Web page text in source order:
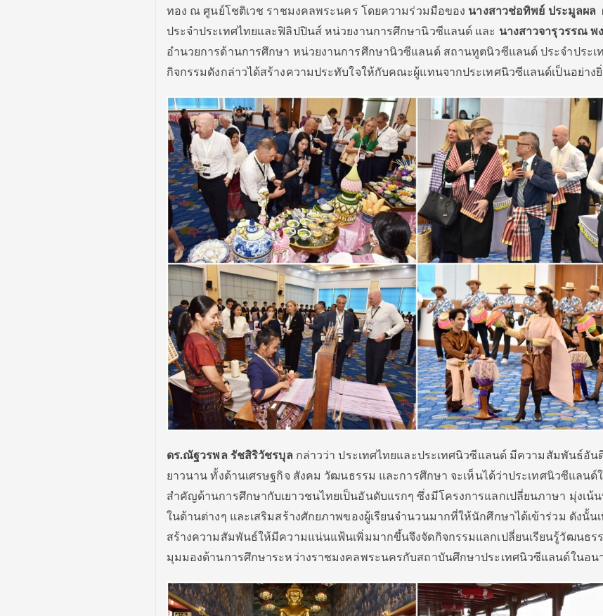
ทอง ณ ศูนย์โชติเวช ราชมงคลพระนคร โดยความร่วมมือของ นางสาวช่อทิพย์ ประมูลผล
ประจำประเทศไทยและฟิลิปปินส์ หน่วยงานการศึกษานิวซีแลนด์ และ นางสาวจารุวรรณ พ
อำนวยการด้านการศึกษา หน่วยงานการศึกษานิวซีแลนด์ สถานทูตนิวซีแลนด์ ประจำประเ
กิจกรรมดังกล่าวได้สร้างความประทับใจให้กับคณะผู้แทนจากประเทศนิวซีแลนด์เป็นอย่างยิ่
ดร.ณัฐวรพล รัชสิริวัชรบุล กล่าวว่า ประเทศไทยและประเทศนิวซีแลนด์ มีความสัมพันธ์อัน
ยาวนาน ทั้งด้านเศรษฐกิจ สังคม วัฒนธรรม และการศึกษา จะเห็นได้ว่าประเทศนิวซีแลนด์
สำคัญด้านการศึกษากับเยาวชนไทยเป็นอันดับแรกๆ ซึ่งมีโครงการแลกเปลี่ยนภาษา มุ่งเน้
ในด้านต่างๆ และเสริมสร้างศักยภาพของผู้เรียนจำนวนมากที่ให้นักศึกษาได้เข้าร่วม ดังนั้น
สร้างความสัมพันธ์ให้มีความแน่นแฟ้นเพิ่มมากขึ้นจึงจัดกิจกรรมแลกเปลี่ยนเรียนรู้วัฒนธร
มุมมองด้านการศึกษาระหว่างราชมงคลพระนครกับสถาบันศึกษาประเทศนิวซีแลนด์ในอน